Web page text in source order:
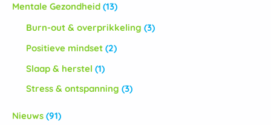
Mentale Gezondheid (13)
Burn-out & overprikkeling (3)
Positieve mindset(2)
Slaap & herstel (1)
Stress & ontspanning (3)
Nieuws (91)